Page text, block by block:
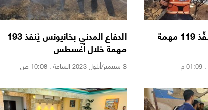
الدفاع المدني برفح يُنفِّذ 119 مهمة الدفاع المدني بخانيونس يُنفذ 193
مهمة خلال أغسطس
3 سبتمبر/أيلول 2023 الساعة . 10:08 ص